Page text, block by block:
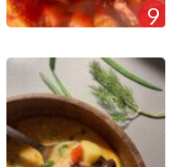
9